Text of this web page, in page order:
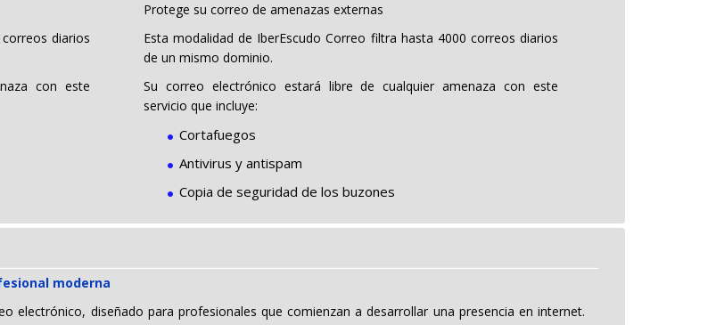
diarios
con este
Protege su correo de amenazas externas
Esta modalidad de IberEscudo Correo filtra hasta 4000 correos diarios
de un mismo dominio.
Su correo electrónico estará libre de cualquier amenaza con este
servicio que incluye:
Cortafuegos
Antivirus y antispam
Copia de seguridad de los buzones
moderna
electrónico, diseñado para profesionales que comienzan a desarrollar una presencia en internet.